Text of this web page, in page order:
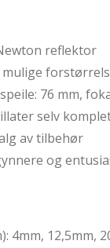
reflektor
76 mm,
selv
av tilbehør
og
4mm, 12,5mm,